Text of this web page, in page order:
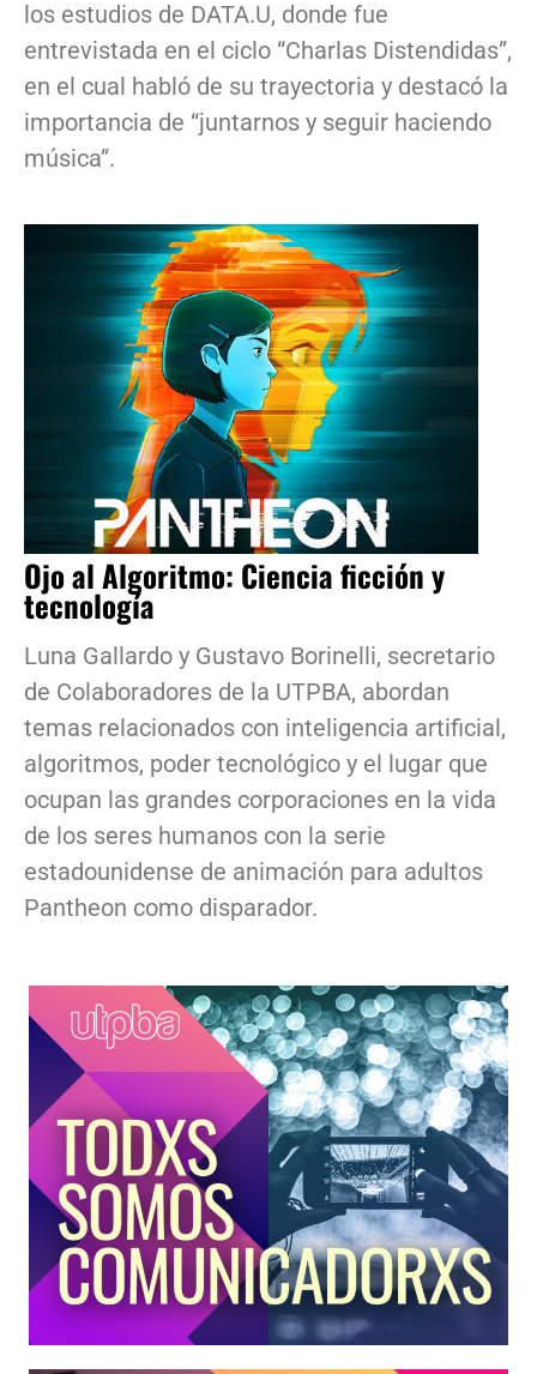
los estudios de DATA.U, donde fue
entrevistada en el ciclo “Charlas Distendidas”,
en el cual habló de su trayectoria y destacó la
importancia de “juntarnos y seguir haciendo
música”.
Ojo al Algoritmo: Ciencia ficción y
tecnología
Luna Gallardo y Gustavo Borinelli, secretario
de Colaboradores de la UTPBA, abordan
temas relacionados con inteligencia artificial,
algoritmos, poder tecnológico y el lugar que
ocupan las grandes corporaciones en la vida
de los seres humanos con la serie
estadounidense de animación para adultos
Pantheon como disparador.